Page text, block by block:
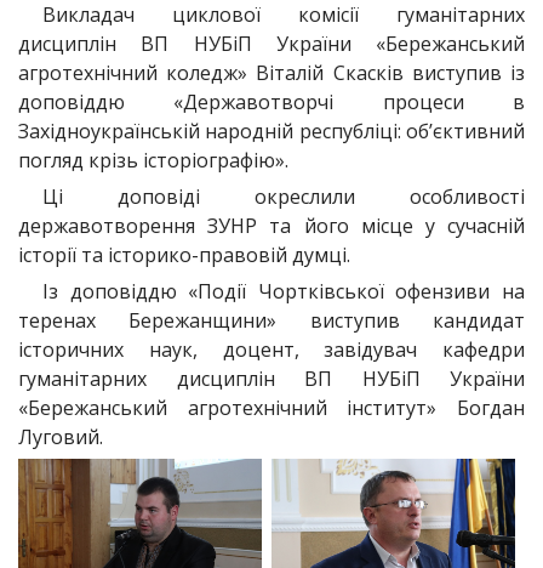
Викладач циклової комісії гуманітарних
дисциплін ВП НУБіП України «Бережанський
агротехнічний коледж» Віталій Скасків виступив із
доповіддю «Державотворчі процеси в
Західноукраїнській народній республіці: об’єктивний
погляд крізь історіографію».
Ці доповіді окреслили особливості
державотворення ЗУНР та його місце у сучасній
історії та історико-правовій думці.
Із доповіддю «Події Чортківської офензиви на
теренах Бережанщини» виступив кандидат
історичних наук, доцент, завідувач кафедри
гуманітарних дисциплін ВП НУБіП України
«Бережанський агротехнічний інститут» Богдан
Луговий.